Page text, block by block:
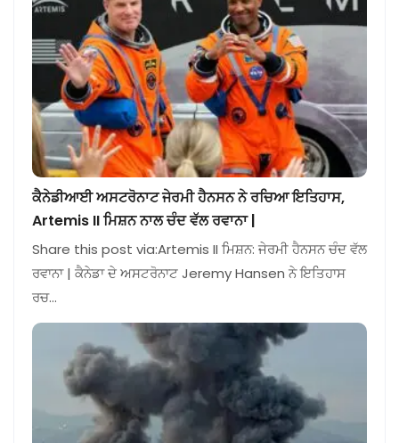
ਕੈਨੇਡੀਆਈ ਅਸਟਰੋਨਾਟ ਜੇਰਮੀ ਹੈਨਸਨ ਨੇ ਰਚਿਆ ਇਤਿਹਾਸ,
Artemis II ਮਿਸ਼ਨ ਨਾਲ ਚੰਦ ਵੱਲ ਰਵਾਨਾ |
Share this post via:Artemis II ਮਿਸ਼ਨ: ਜੇਰਮੀ ਹੈਨਸਨ ਚੰਦ ਵੱਲ
ਰਵਾਨਾ | ਕੈਨੇਡਾ ਦੇ ਅਸਟਰੋਨਾਟ Jeremy Hansen ਨੇ ਇਤਿਹਾਸ
ਰਚ…